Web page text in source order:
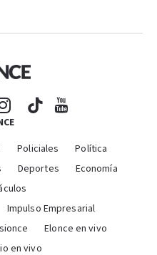
Policiales
Política
Deportes
Economía
Impulso Empresarial
Elonce en vivo
en vivo